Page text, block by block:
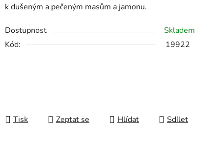
k dušeným a pečeným masům a jamonu.
Dostupnost
Skladem
Kód:
19922
Tisk Zeptat se Hlídat Sdílet